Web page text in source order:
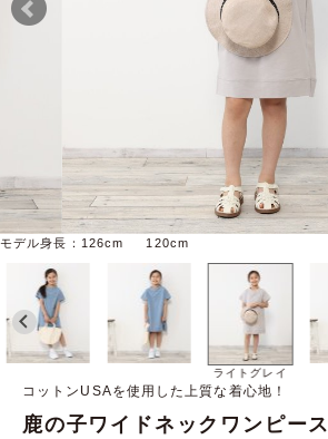
モデル身長：126cm 120cm
ライトグレイ
コットンUSAを使用した上質な着心地！
鹿の子ワイドネックワンピース